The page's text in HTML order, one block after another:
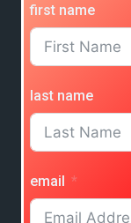
first name
last name
email